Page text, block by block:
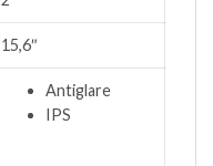
15,6″
Antiglare
IPS